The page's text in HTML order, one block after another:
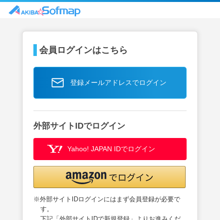
会員ログインはこちら
登録メールアドレスでログイン
外部サイトIDでログイン
Yahoo! JAPAN IDでログイン
※外部サイトIDログインにはまず会員登録が必要で
す。